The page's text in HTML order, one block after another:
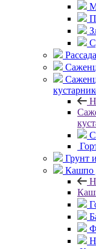
Грунт
Кашпо